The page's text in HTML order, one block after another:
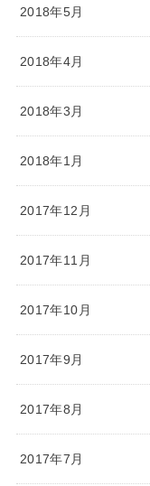
2018年5月
2018年4月
2018年3月
2018年1月
2017年12月
2017年11月
2017年10月
2017年9月
2017年8月
2017年7月